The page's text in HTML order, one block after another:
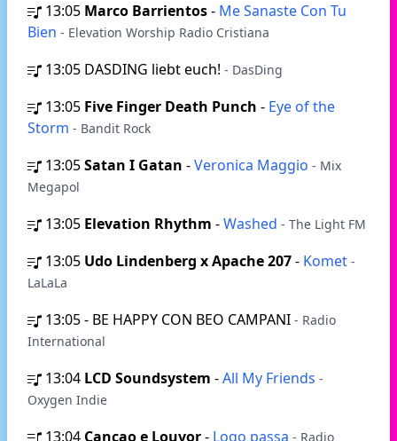
13:05 Marco Barrientos- Me Sanaste Con Tu
Bien - Elevation Worship Radio Cristiana
13:05 DASDING liebt euch! - DasDing
13:05 Five Finger Death Punch - Eye of the
Storm - Bandit Rock
13:05Satan I Gatan -Veronica Maggio - Mix
Megapol
13:05 Elevation Rhythm -Washed - The Light FM
13:05 Udo Lindenberg x Apache 207- Komet -
LaLaLa
13:05- BE HAPPY CON BEO CAMPANI - Radio
International
13:04 LCD Soundsystem -All My Friends -
Oxygen Indie
13:04 Cancao e Louvor- Logo passa - Radio